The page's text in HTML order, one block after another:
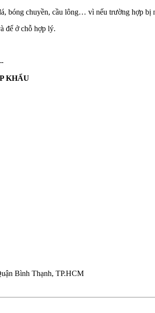
bóng chuyền, cầu lông… vì nếu trường hợp bị
để ở chỗ hợp lý.
KHẨU
Bình Thạnh, TP.HCM